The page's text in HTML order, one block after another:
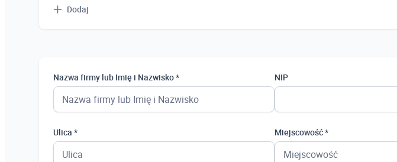
Dodaj
Nazwa firmy lub Imię i Nazwisko * NIP
Ulica * Miejscowość *